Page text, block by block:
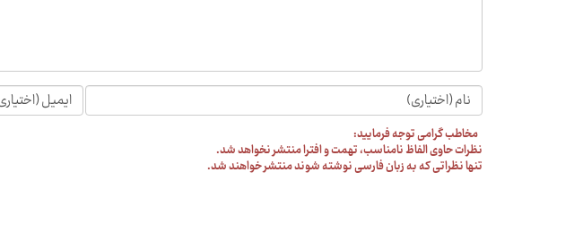
مخاطب گرامی توجه فرمایید:
نظرات حاوی الفاظ نامناسب، تهمت و افترا منتشر نخواهد شد.
تنها نظراتی که به زبان فارسی نوشته شوند منتشر خواهند شد.